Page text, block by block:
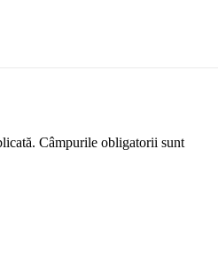
Câmpurile obligatorii sunt